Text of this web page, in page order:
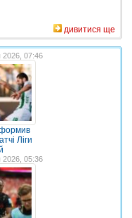
дивитися ще
2026, 07:46
Ліги
2026, 05:36